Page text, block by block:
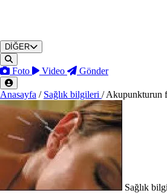
DİĞER
Foto Video Gönder
Anasayfa / Sağlık bilgileri / Akupunkturun
Sağlık